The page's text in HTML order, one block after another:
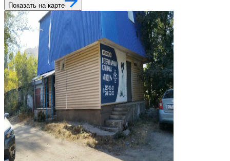
Показать на карте